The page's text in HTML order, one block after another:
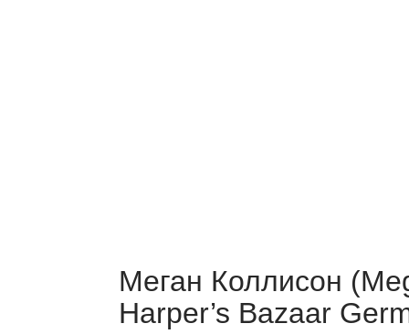
Меган Коллисон
Harper’s Bazaar